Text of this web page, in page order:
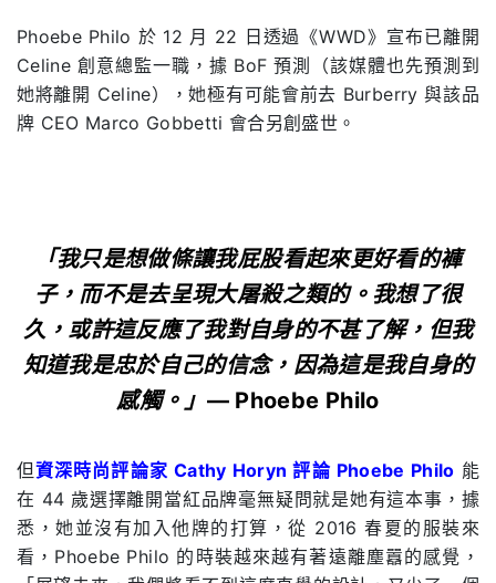
Phoebe Philo 於 12 月 22 日透過《WWD》宣布已離開
Celine 創意總監一職，據 BoF 預測（該媒體也先預測到
她將離開 Celine），她極有可能會前去 Burberry 與該品
牌 CEO Marco Gobbetti 會合另創盛世。
「我只是想做條讓我屁股看起來更好看的褲
子，而不是去呈現大屠殺之類的。我想了很
久，或許這反應了我對自身的不甚了解，但我
知道我是忠於自己的信念，因為這是我自身的
感觸。」 — Phoebe Philo
但資深時尚評論家 Cathy Horyn 評論 Phoebe Philo 能
在 44 歲選擇離開當紅品牌毫無疑問就是她有這本事，據
悉，她並沒有加入他牌的打算，從 2016 春夏的服裝來
看，Phoebe Philo 的時裝越來越有著遠離塵囂的感覺，